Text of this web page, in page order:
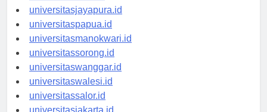
universitassofifi.id
universitasjayapura.id
universitaspapua.id
universitasmanokwari.id
universitassorong.id
universitaswanggar.id
universitaswalesi.id
universitassalor.id